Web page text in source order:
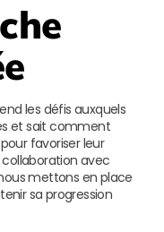
les défis auxquels
et sait comment
favoriser leur
avec
mettons en place
sa progression